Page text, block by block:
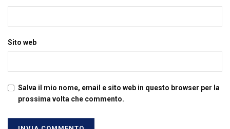
Sito web
Salva il mio nome, email e sito web in questo browser per la
prossima volta che commento.